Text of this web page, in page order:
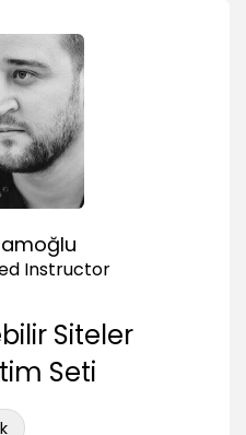
ile farklı sayfaları
yönetimi
Instructor
Siteler
Seti